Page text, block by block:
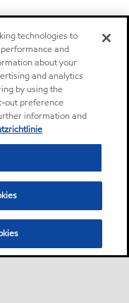
technologies to
and
about your
and analytics
by using the
out preference
information and